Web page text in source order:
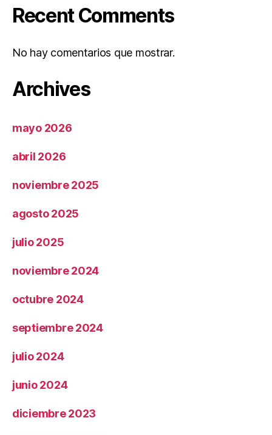
Recent Comments
No hay comentarios que mostrar.
Archives
mayo 2026
abril 2026
noviembre 2025
agosto 2025
julio 2025
noviembre 2024
octubre 2024
septiembre 2024
julio 2024
junio 2024
diciembre 2023